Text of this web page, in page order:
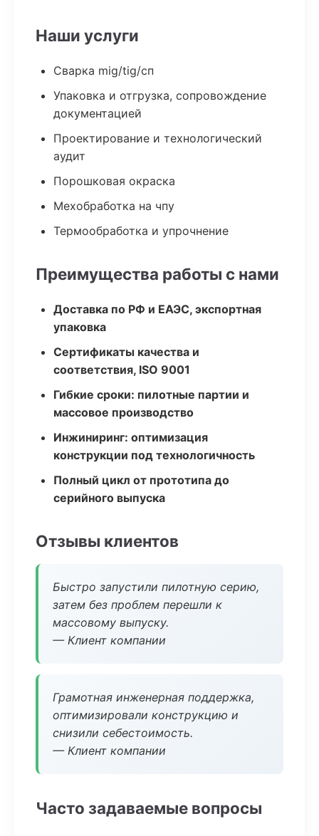
Наши услуги
Сварка mig/tig/сп
Упаковка и отгрузка, сопровождение
документацией
Проектирование и технологический
аудит
Порошковая окраска
Мехобработка на чпу
Термообработка и упрочнение
Преимущества работы с нами
Доставка по РФ и ЕАЭС, экспортная
упаковка
Сертификаты качества и
соответствия, ISO 9001
Гибкие сроки: пилотные партии и
массовое производство
Инжиниринг: оптимизация
конструкции под технологичность
Полный цикл от прототипа до
серийного выпуска
Отзывы клиентов
Быстро запустили пилотную серию,
затем без проблем перешли к
массовому выпуску.
— Клиент компании
Грамотная инженерная поддержка,
оптимизировали конструкцию и
снизили себестоимость.
— Клиент компании
Часто задаваемые вопросы